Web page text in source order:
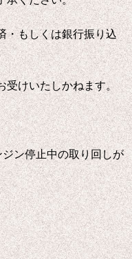
・もしくは銀行振り込
受けいたしかねます。
ン停止中の取り回しが